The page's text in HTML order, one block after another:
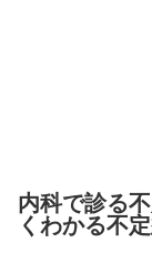
内科で診る
くわかる不